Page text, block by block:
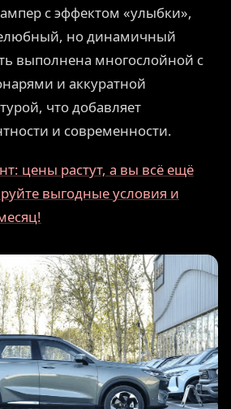
с эффектом «улыбки»,
но динамичный
выполнена многослойной с
и аккуратной
что добавляет
и современности.
цены растут, а вы всё ещё
выгодные условия и